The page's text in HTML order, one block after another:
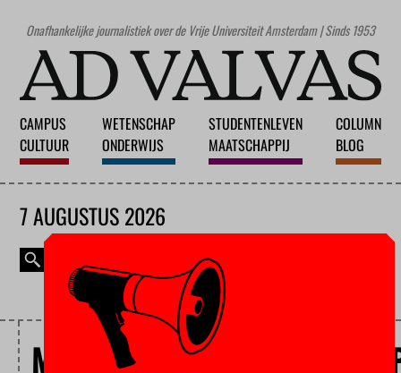
Onafhankelijke journalistiek over de Vrije Universiteit Amsterdam | Sinds 1953
CAMPUS
CULTUUR
WETENSCHAP
ONDERWIJS
STUDENTENLEVEN
MAATSCHAPPIJ
COLUMN
BLOG
7 AUGUSTUS 2026
MAGAZINE